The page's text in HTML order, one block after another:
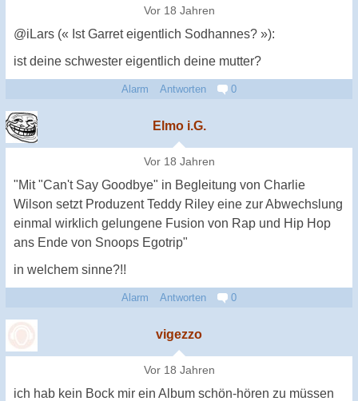
Vor 18 Jahren
@iLars (« Ist Garret eigentlich Sodhannes? »):
ist deine schwester eigentlich deine mutter?
Alarm Antworten 0
Elmo i.G.
Vor 18 Jahren
"Mit "Can't Say Goodbye" in Begleitung von Charlie
Wilson setzt Produzent Teddy Riley eine zur Abwechslung
einmal wirklich gelungene Fusion von Rap und Hip Hop
ans Ende von Snoops Egotrip"
in welchem sinne?!!
Alarm Antworten 0
vigezzo
Vor 18 Jahren
ich hab kein Bock mir ein Album schön-hören zu müssen